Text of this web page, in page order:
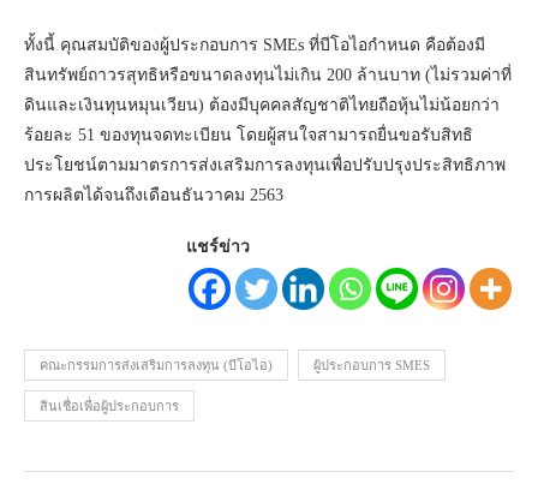
ทั้งนี้ คุณสมบัติของผู้ประกอบการ SMEs ที่บีโอไอกำหนด คือต้องมี
สินทรัพย์ถาวรสุทธิหรือขนาดลงทุนไม่เกิน 200 ล้านบาท (ไม่รวมค่าที่
ดินและเงินทุนหมุนเวียน) ต้องมีบุคคลสัญชาติไทยถือหุ้นไม่น้อยกว่า
ร้อยละ 51 ของทุนจดทะเบียน โดยผู้สนใจสามารถยื่นขอรับสิทธิ
ประโยชน์ตามมาตรการส่งเสริมการลงทุนเพื่อปรับปรุงประสิทธิภาพ
การผลิตได้จนถึงเดือนธันวาคม 2563
แชร์ข่าว
คณะกรรมการส่งเสริมการลงทุน (บีโอไอ) ผู้ประกอบการ SMES
สินเชื่อเพื่อผู้ประกอบการ